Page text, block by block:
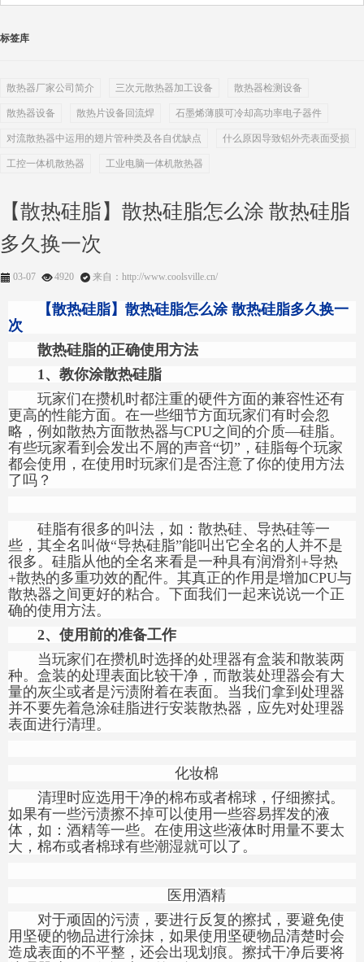
标签库
散热器厂家公司简介 三次元散热器加工设备 散热器检测设备
散热器设备 散热片设备回流焊 石墨烯薄膜可冷却高功率电子器件
对流散热器中运用的翅片管种类及各自优缺点 什么原因导致铝外壳表面受损
工控一体机散热器 工业电脑一体机散热器
【散热硅脂】散热硅脂怎么涂 散热硅脂
多久换一次
03-07 4920 来自：http://www.coolsville.cn/
【散热硅脂】散热硅脂怎么涂 散热硅脂多久换一
次
散热硅脂的正确使用方法
1、教你涂散热硅脂
玩家们在攒机时都注重的硬件方面的兼容性还有
更高的性能方面。在一些细节方面玩家们有时会忽
略，例如散热方面散热器与CPU之间的介质—硅脂。
有些玩家看到会发出不屑的声音“切”，硅脂每个玩家
都会使用，在使用时玩家们是否注意了你的使用方法
了吗？
硅脂有很多的叫法，如：散热硅、导热硅等一
些，其全名叫做“导热硅脂”能叫出它全名的人并不是
很多。硅脂从他的全名来看是一种具有润滑剂+导热
+散热的多重功效的配件。其真正的作用是增加CPU与
散热器之间更好的粘合。下面我们一起来说说一个正
确的使用方法。
2、 使用前的准备工作
当玩家们在攒机时选择的处理器有盒装和散装两
种。盒装的处理表面比较干净，而散装处理器会有大
量的灰尘或者是污渍附着在表面。当我们拿到处理器
并不要先着急涂硅脂进行安装散热器，应先对处理器
表面进行清理。
化妆棉
清理时应选用干净的棉布或者棉球，仔细擦拭。
如果有一些污渍擦不掉可以使用一些容易挥发的液
体，如：酒精等一些。在使用这些液体时用量不要太
大，棉布或者棉球有些潮湿就可以了。
医用酒精
对于顽固的污渍，要进行反复的擦拭，要避免使
用坚硬的物品进行涂抹，如果使用坚硬物品清楚时会
造成表面的不平整，还会出现划痕。擦拭干净后要将